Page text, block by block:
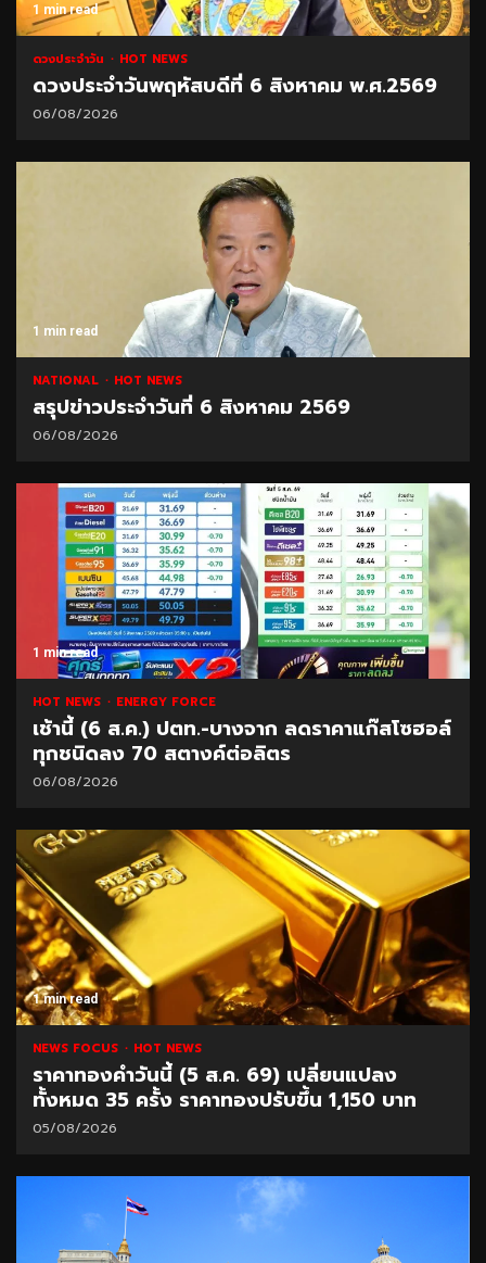
1 min read
ดวงประจำวัน HOT NEWS
ดวงประจำวันพฤหัสบดีที่ 6 สิงหาคม พ.ศ.2569
06/08/2026
1 min read
NATIONAL HOT NEWS
สรุปข่าวประจำวันที่ 6 สิงหาคม 2569
06/08/2026
1 min read
HOT NEWS ENERGY FORCE
เช้านี้ (6 ส.ค.) ปตท.-บางจาก ลดราคาแก๊สโซฮอล์
ทุกชนิดลง 70 สตางค์ต่อลิตร
06/08/2026
1 min read
NEWS FOCUS HOT NEWS
ราคาทองคำวันนี้ (5 ส.ค. 69) เปลี่ยนแปลง
ทั้งหมด 35 ครั้ง ราคาทองปรับขึ้น 1,150 บาท
05/08/2026